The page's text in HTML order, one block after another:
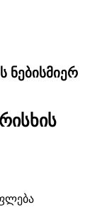
ნებისმიერ